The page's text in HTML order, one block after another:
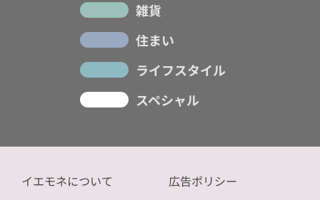
雑貨
住まい
ライフスタイル
スペシャル
イエモネについて
広告ポリシー